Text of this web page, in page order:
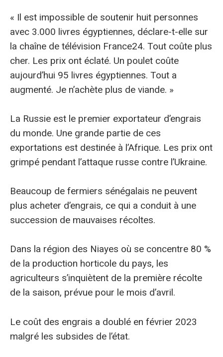
« Il est impossible de soutenir huit personnes
avec 3.000 livres égyptiennes, déclare-t-elle sur
la chaîne de télévision France24. Tout coûte plus
cher. Les prix ont éclaté. Un poulet coûte
aujourd’hui 95 livres égyptiennes. Tout a
augmenté. Je n’achète plus de viande. »
La Russie est le premier exportateur d’engrais
du monde. Une grande partie de ces
exportations est destinée à l’Afrique. Les prix ont
grimpé pendant l’attaque russe contre l’Ukraine.
Beaucoup de fermiers sénégalais ne peuvent
plus acheter d’engrais, ce qui a conduit à une
succession de mauvaises récoltes.
Dans la région des Niayes où se concentre 80 %
de la production horticole du pays, les
agriculteurs s’inquiètent de la première récolte
de la saison, prévue pour le mois d’avril.
Le coût des engrais a doublé en février 2023
malgré les subsides de l’état.